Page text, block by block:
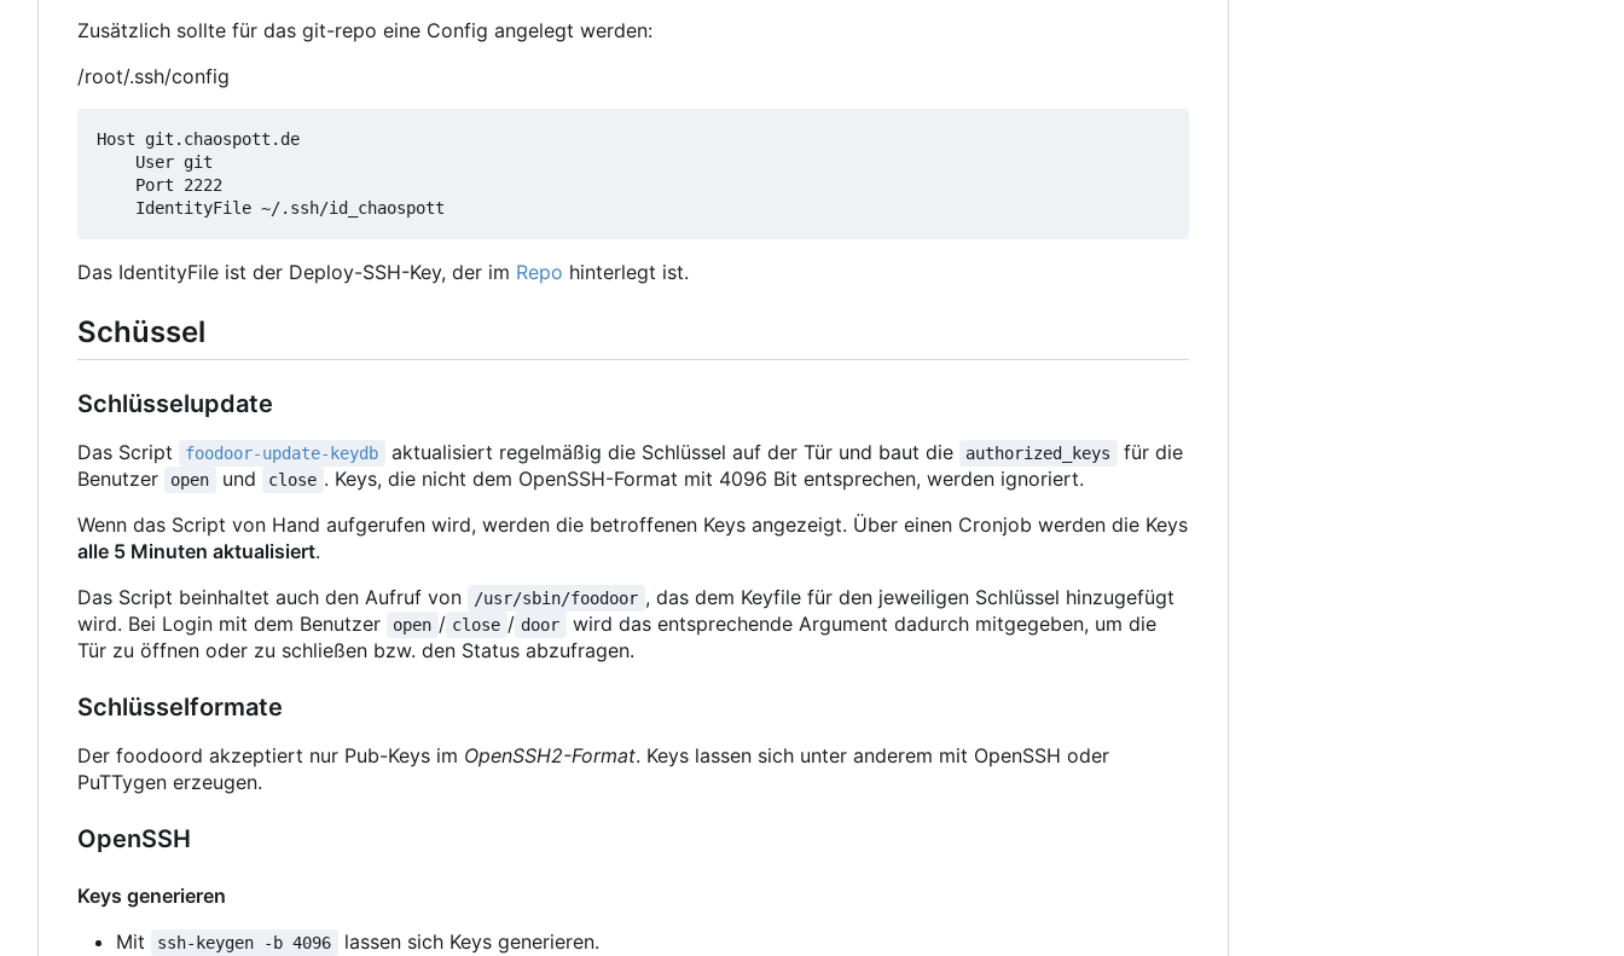
Zusätzlich sollte für das git-repo eine Config angelegt werden:
/root/.ssh/config
Host git.chaospott.de
    User git
    Port 2222
Das IdentityFile ist der Deploy-SSH-Key, der im Repo hinterlegt ist.
Schüssel
Schlüsselupdate
Das Script foodoor-update-keydb aktualisiert regelmäßig die Schlüssel auf der Tür und baut die authorized_keys
für die
Benutzer
open und close . Keys, die nicht dem OpenSSH-Format mit 4096 Bit entsprechen, werden ignoriert.
Wenn das Script von Hand aufgerufen wird, werden die betroffenen Keys angezeigt. Über einen Cronjob werden die Keys
alle 5 Minuten aktualisiert.
Das Script beinhaltet auch den Aufruf von
/usr/sbin/foodoor , das dem Keyfile für den jeweiligen Schlüssel hinzugefügt
wird. Bei Login mit dem Benutzer
open / close / door
wird das entsprechende Argument dadurch mitgegeben, um die
Tür zu öffnen oder zu schließen bzw. den Status abzufragen.
Schlüsselformate
Der foodoord akzeptiert nur Pub-Keys im OpenSSH2-Format. Keys lassen sich unter anderem mit OpenSSH oder
PuTTygen erzeugen.
OpenSSH
Keys generieren
Mit
ssh-keygen -b 4096 lassen sich Keys generieren.